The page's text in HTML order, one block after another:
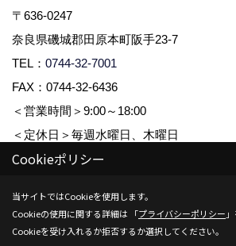
〒636-0247
奈良県磯城郡田原本町阪手23-7
TEL： 0744-32-7001
FAX：0744-32-6436
＜営業時間＞9:00～18:00
＜定休日＞毎週水曜日、木曜日
Copyright (c) 株式会社都建設. All Rights
Produced byゴデスクリエイト
Cookieポリシー
当サイトではCookieを使用します。
Cookieの使用に関する詳細は 「プライバシーポリシー
Cookieを受け入れるか拒否するか選択してください。